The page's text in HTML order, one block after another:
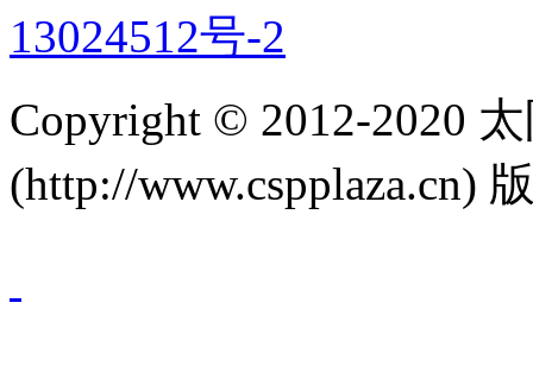
13024512号-2
Copyright © 2012-2020
(http://www.cspplaza.cn)